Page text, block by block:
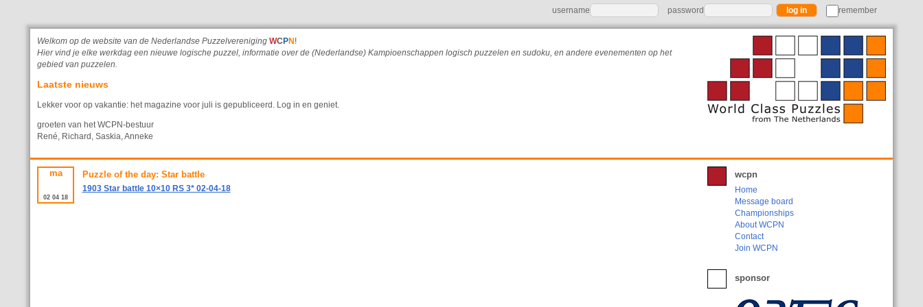
username password remember
Welkom op de website van de Nederlandse Puzzelvereniging WC PN !
Hier vind je elke werkdag een nieuwe logische puzzel, informatie over de (Nederlandse) Kampioenschappen logisch puzzelen en sudoku, en andere evenementen op het
gebied van puzzelen.
Laatste nieuws
Lekker voor op vakantie: het magazine voor juli is gepubliceerd. Log in en geniet.
groeten van het WCPN-bestuur
René, Richard, Saskia, Anneke
ma
02 04 18
Puzzle of the day: Star battle
1903 Star battle 10×10 RS 3* 02-04-18
wcpn
Home
Message board
Championships
About WCPN
Contact
Join WCPN
sponsor